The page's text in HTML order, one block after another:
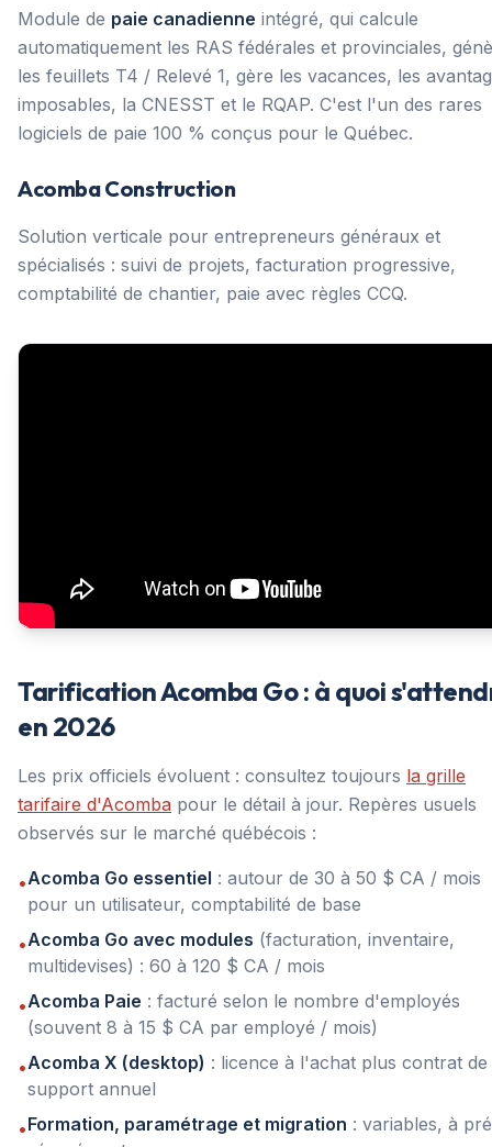
Module de paie canadienne intégré, qui calcule
automatiquement les RAS fédérales et provinciales,
les feuillets T4 / Relevé 1, gère les vacances, les
imposables, la CNESST et le RQAP. C'est l'un des rares
logiciels de paie 100 % conçus pour le Québec.
Acomba Construction
Solution verticale pour entrepreneurs généraux et
spécialisés : suivi de projets, facturation progressive,
comptabilité de chantier, paie avec règles CCQ.
Tarification Acomba Go : à quoi
en 2026
Les prix officiels évoluent : consultez toujours la grille
tarifaire d'Acomba pour le détail à jour. Repères usuels
observés sur le marché québécois :
•Acomba Go essentiel : autour de 30 à 50 $ CA / mois
pour un utilisateur, comptabilité de base
•Acomba Go avec modules (facturation, inventaire,
multidevises) : 60 à 120 $ CA / mois
•Acomba Paie : facturé selon le nombre d'employés
(souvent 8 à 15 $ CA par employé / mois)
•Acomba X (desktop) : licence à l'achat plus contrat de
support annuel
•Formation, paramétrage et migration : variables, à